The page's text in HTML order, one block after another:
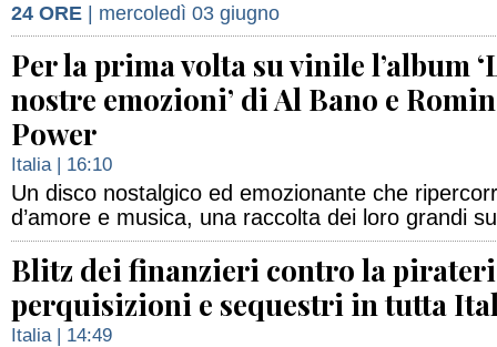
24 ORE | mercoledì 03 giugno
Per la prima volta su vinile l’album
nostre emozioni’ di Al Bano e
Power
Italia| 16:10
Un disco nostalgico ed emozionante che
d’amore e musica, una raccolta dei loro grandi
Blitz dei finanzieri contro la
perquisizioni e sequestri in tutta
Italia| 14:49